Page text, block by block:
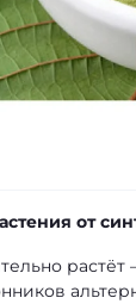
от
растёт